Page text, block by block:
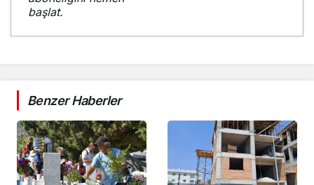
başlat.
Benzer Haberler